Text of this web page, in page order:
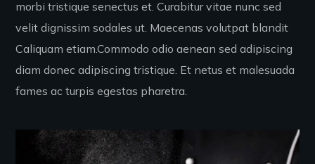
morbi tristique senectus et. Curabitur vitae nunc sed
velit dignissim sodales ut. Maecenas volutpat blandit
Caliquam etiam.Commodo odio aenean sed adipiscing
diam donec adipiscing tristique. Et netus et malesuada
fames ac turpis egestas pharetra.